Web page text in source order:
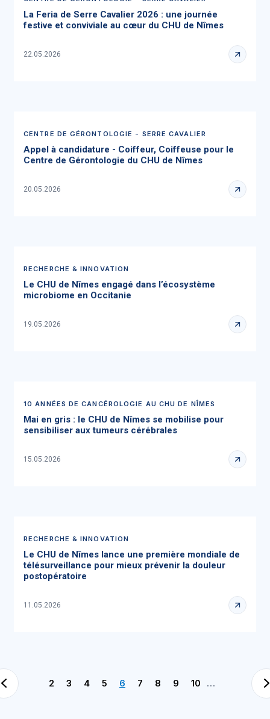
La Feria de Serre Cavalier 2026 : une journée
festive et conviviale au cœur du CHU de Nîmes
22.05.2026
CENTRE DE GÉRONTOLOGIE - SERRE CAVALIER
Appel à candidature - Coiffeur, Coiffeuse pour le
Centre de Gérontologie du CHU de Nîmes
20.05.2026
RECHERCHE & INNOVATION
Le CHU de Nîmes engagé dans l’écosystème
microbiome en Occitanie
19.05.2026
10 ANNÉES DE CANCÉROLOGIE AU CHU DE NÎMES
Mai en gris : le CHU de Nîmes se mobilise pour
sensibiliser aux tumeurs cérébrales
15.05.2026
RECHERCHE & INNOVATION
Le CHU de Nîmes lance une première mondiale de
télésurveillance pour mieux prévenir la douleur
postopératoire
11.05.2026
2 3 4 5 6 7 8 9 10 …